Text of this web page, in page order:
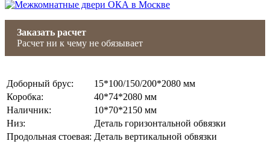
Заказать расчет
Расчет ни к чему не обязывает
Доборный брус:
15*100/150/200*2080 мм
Коробка:
40*74*2080 мм
Наличник:
10*70*2150 мм
Низ:
Деталь горизонтальной обвязки
Продольная стоевая: Деталь вертикальной обвязки